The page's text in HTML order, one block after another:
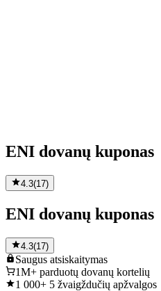
ENI dovanų kuponas
4.3(17)
ENI dovanų kuponas
4.3(17)
Saugus atsiskaitymas
1M+ parduotų dovanų kortelių
1 000+ 5 žvaigždučių apžvalgos